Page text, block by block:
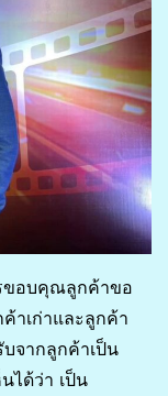
ขอบคุณลูกค้าขอ
าเก่าและลูกค้า
จากลูกค้าเป็น
ได้ว่า เป็น